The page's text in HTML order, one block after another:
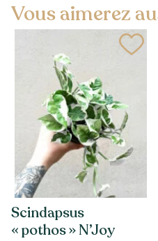
Vous aimerez
Scindapsus
« pothos » N’Joy